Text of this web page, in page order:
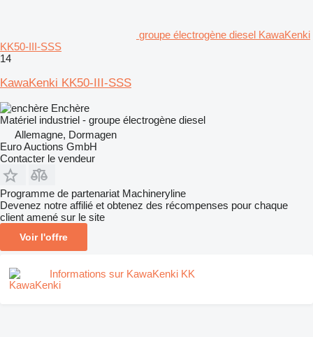
groupe électrogène diesel KawaKenki
KK50-III-SSS
14
KawaKenki KK50-III-SSS
Enchère
Matériel industriel - groupe électrogène diesel
Allemagne, Dormagen
Euro Auctions GmbH
Contacter le vendeur
Programme de partenariat Machineryline
Devenez notre affilié et obtenez des récompenses pour chaque
client amené sur le site
Voir l'offre
Informations sur KawaKenki KK